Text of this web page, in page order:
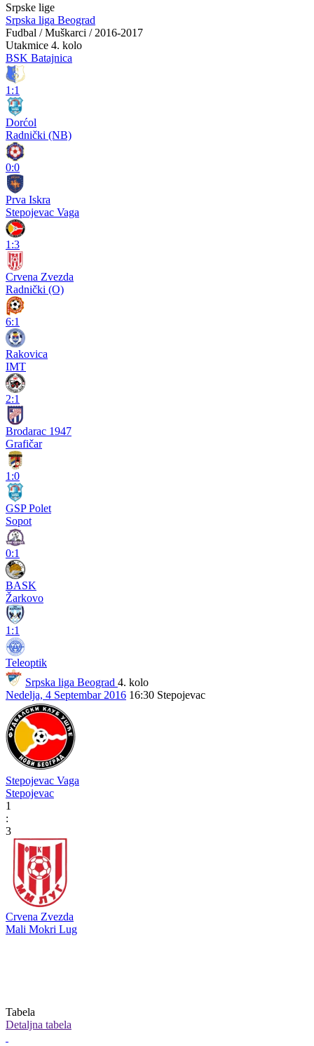
Srpske lige
Srpska liga Beograd
Fudbal / Muškarci / 2016-2017
Utakmice 4. kolo
BSK Batajnica
1:1
Dorćol
Radnički (NB)
0:0
Prva Iskra
Stepojevac Vaga
1:3
Crvena Zvezda
Radnički (O)
6:1
Rakovica
IMT
2:1
Brodarac 1947
Grafičar
1:0
GSP Polet
Sopot
0:1
BASK
Žarkovo
1:1
Teleoptik
Srpska liga Beograd 4. kolo
Nedelja, 4 Septembar 2016 16:30 Stepojevac
Stepojevac Vaga
Stepojevac
1
:
3
Crvena Zvezda
Mali Mokri Lug
Tabela
Detaljna tabela